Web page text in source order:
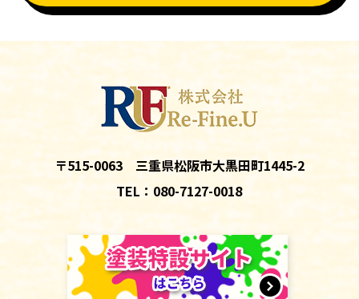
〒515-0063 三重県松阪市大黒田町1445-2
TEL：080-7127-0018